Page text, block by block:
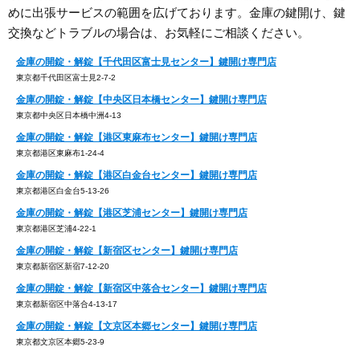
めに出張サービスの範囲を広げております。金庫の鍵開け、鍵
交換などトラブルの場合は、お気軽にご相談ください。
金庫の開錠・解錠【千代田区富士見センター】鍵開け専門店
東京都千代田区富士見2-7-2
金庫の開錠・解錠【中央区日本橋センター】鍵開け専門店
東京都中央区日本橋中洲4-13
金庫の開錠・解錠【港区東麻布センター】鍵開け専門店
東京都港区東麻布1-24-4
金庫の開錠・解錠【港区白金台センター】鍵開け専門店
東京都港区白金台5-13-26
金庫の開錠・解錠【港区芝浦センター】鍵開け専門店
東京都港区芝浦4-22-1
金庫の開錠・解錠【新宿区センター】鍵開け専門店
東京都新宿区新宿7-12-20
金庫の開錠・解錠【新宿区中落合センター】鍵開け専門店
東京都新宿区中落合4-13-17
金庫の開錠・解錠【文京区本郷センター】鍵開け専門店
東京都文京区本郷5-23-9